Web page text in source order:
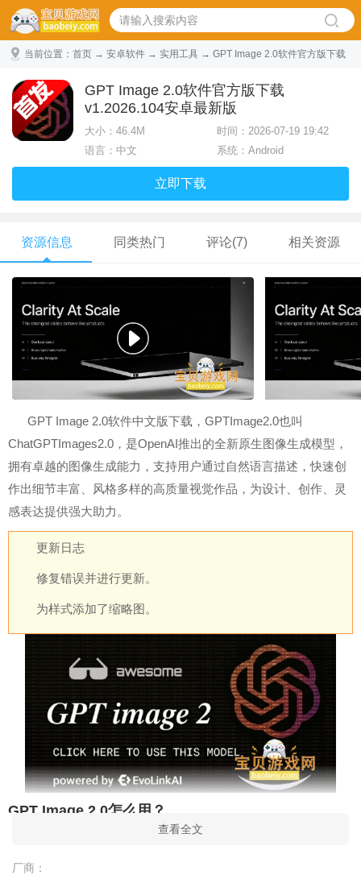
当前位置： 首页 → 安卓软件 → 实用工具 → GPT Image 2.0软件官方版下载
GPT Image 2.0软件官方版下载
v1.2026.104安卓最新版
大小： 46.4M
时间：2026-07-19 19:42
语言：中文
系统：Android
立即下载
资源信息 同类热门 评论(7) 相关资源
GPT Image 2.0软件中文版下载，GPTImage2.0也叫
ChatGPTImages2.0，是OpenAI推出的全新原生图像生成模型，
拥有卓越的图像生成能力，支持用户通过自然语言描述，快速创
作出细节丰富、风格多样的高质量视觉作品，为设计、创作、灵
感表达提供强大助力。
更新日志
修复错误并进行更新。
为样式添加了缩略图。
GPT Image 2.0怎么用？
查看全文
厂商：